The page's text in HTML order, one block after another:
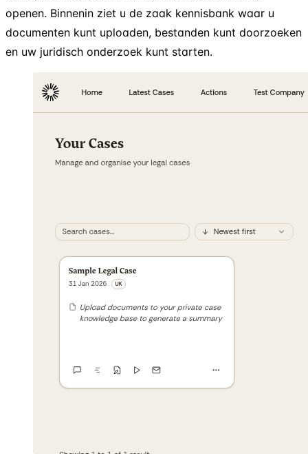
openen. Binnenin ziet u de zaak kennisbank waar u
documenten kunt uploaden, bestanden kunt doorzoeken
en uw juridisch onderzoek kunt starten.